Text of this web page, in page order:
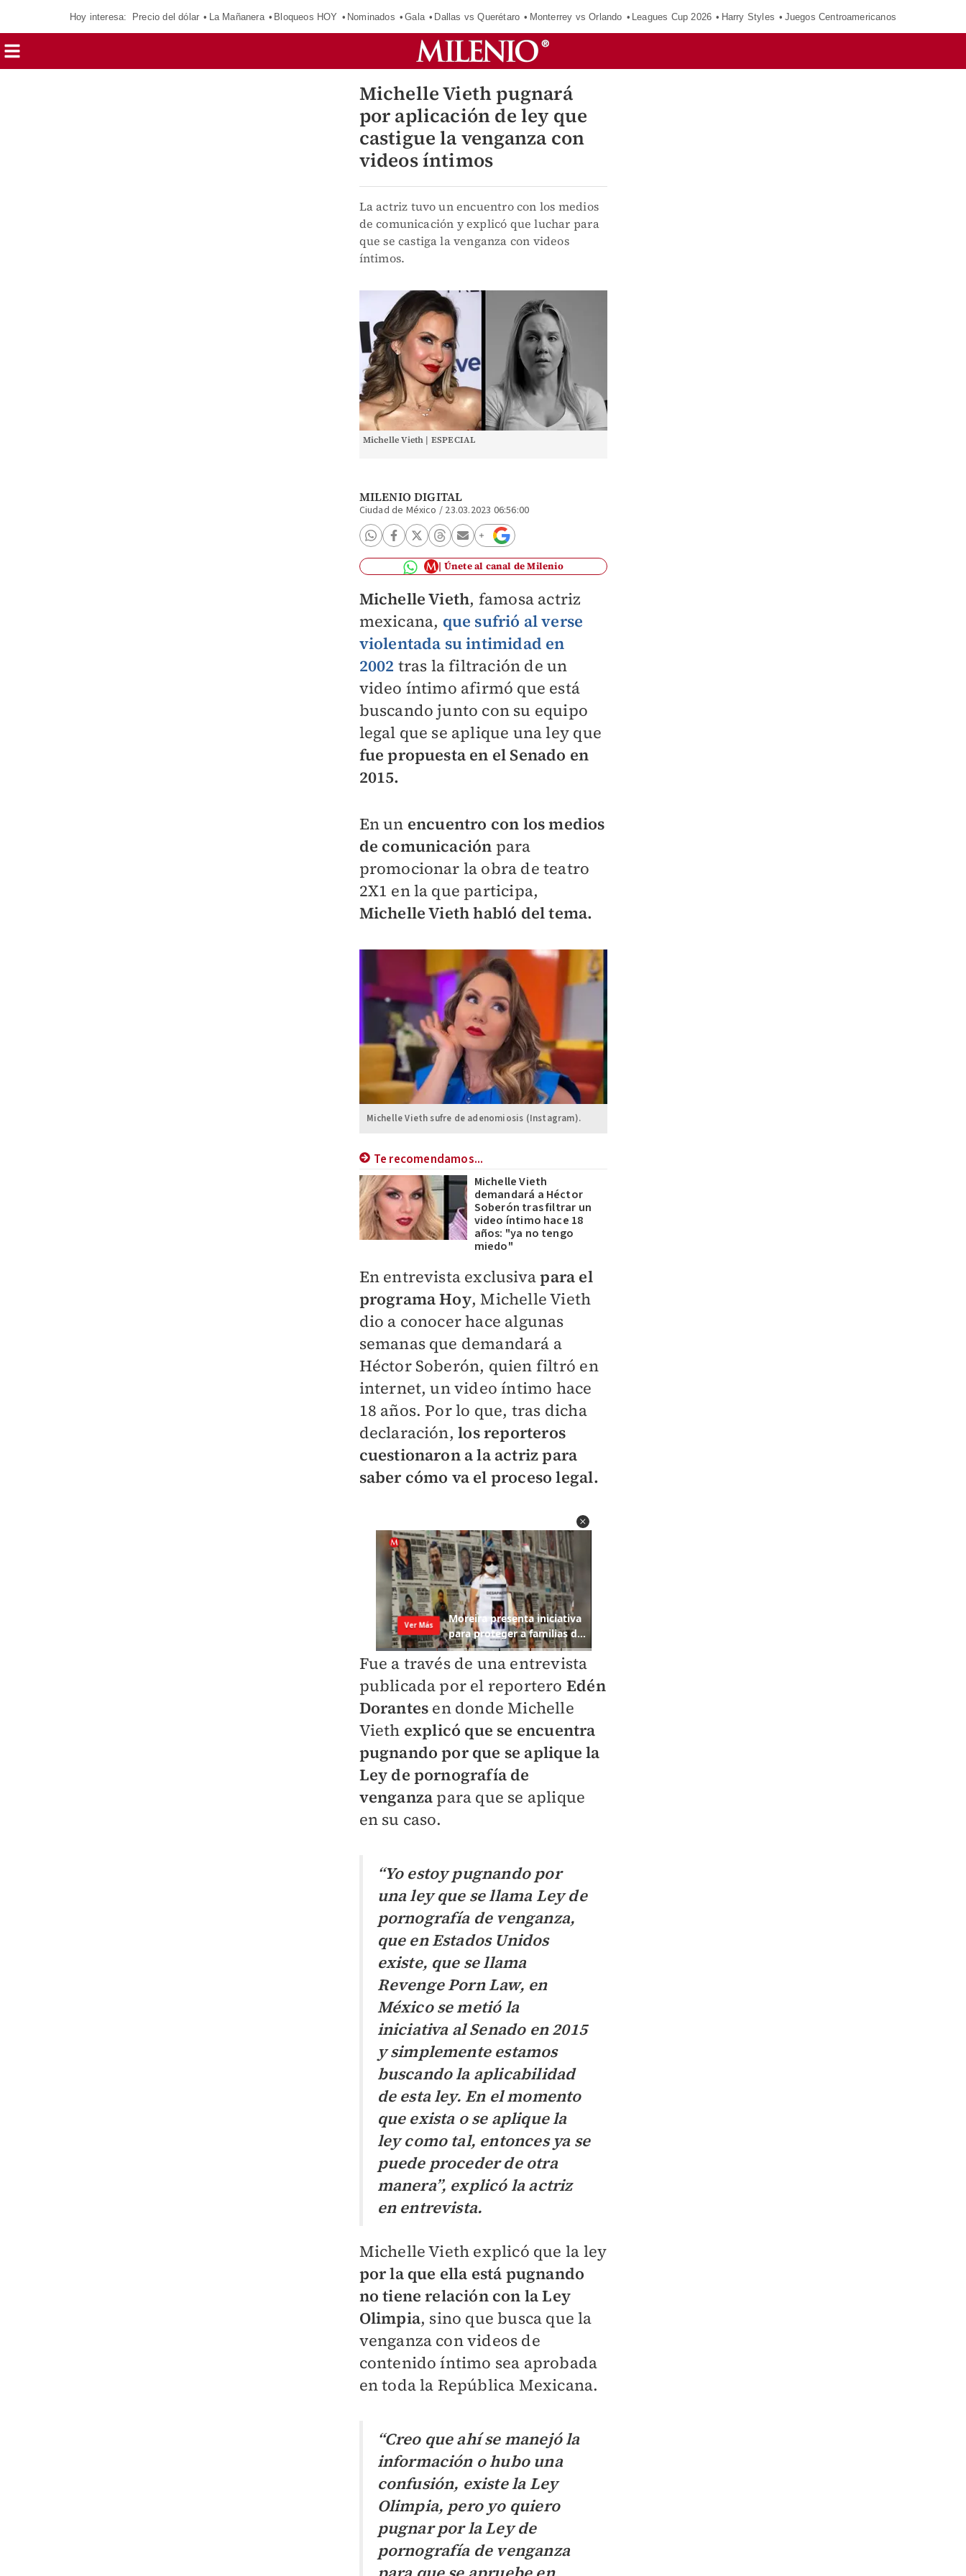
Hoy interesa: Precio del dólar La Mañanera Bloqueos HOY Nominados Gala Dallas vs Querétaro Monterrey vs Orlando Leagues Cup 2026 Harry Styles Juegos Centroamericanos
Michelle Vieth pugnará
por aplicación de ley que
castigue la venganza con
videos íntimos
La actriz tuvo un encuentro con los medios
de comunicación y explicó que luchar para
que se castiga la venganza con videos
íntimos.
Michelle Vieth | ESPECIAL
MILENIO DIGITAL
Ciudad de México / 23.03.2023 06:56:00
Únete al canal de Milenio
Michelle Vieth, famosa actriz
mexicana, que sufrió al verse
violentada su intimidad en
2002 tras la filtración de un
video íntimo afirmó que está
buscando junto con su equipo
legal que se aplique una ley que
fue propuesta en el Senado en
2015.
En un encuentro con los medios
de comunicación para
promocionar la obra de teatro
2X1 en la que participa,
Michelle Vieth habló del tema.
Michelle Vieth sufre de adenomiosis (Instagram).
Te recomendamos...
Michelle Vieth
demandará a Héctor
Soberón tras filtrar un
video íntimo hace 18
años: "ya no tengo
miedo"
En entrevista exclusivapara el
programa Hoy, Michelle Vieth
dio a conocer hace algunas
semanas que demandará a
Héctor Soberón, quien filtró en
internet, un video íntimo hace
18 años. Por lo que, tras dicha
declaración,los reporteros
cuestionaron a la actriz para
saber cómo va el proceso legal.
Fue a través de una entrevista
publicada por el reportero Edén
Dorantes en donde Michelle
Vieth explicó que se encuentra
pugnando por que se aplique la
Ley de pornografía de
venganza para que se aplique
en su caso.
“Yo estoy pugnando por
una ley que se llama Ley de
pornografía de venganza,
que en Estados Unidos
existe, que se llama
Revenge Porn Law, en
México se metió la
iniciativa al Senado en 2015
y simplemente estamos
buscando la aplicabilidad
de esta ley. En el momento
que exista o se aplique la
ley como tal, entonces ya se
puede proceder de otra
manera”, explicó la actriz
en entrevista.
Michelle Vieth explicó que la ley
por la que ella está pugnando
no tiene relación con la Ley
Olimpia, sino que busca que la
venganza con videos de
contenido íntimo sea aprobada
en toda la República Mexicana.
“Creo que ahí se manejó la
información o hubo una
confusión, existe la Ley
Olimpia, pero yo quiero
pugnar por la Ley de
pornografía de venganza